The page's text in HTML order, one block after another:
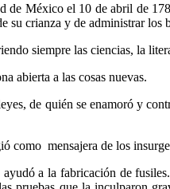
México el 10 de abril de
su crianza y de administrar los
siempre las ciencias, la
abierta a las cosas nuevas.
de quién se enamoró y
como mensajera de los
a la fabricación de